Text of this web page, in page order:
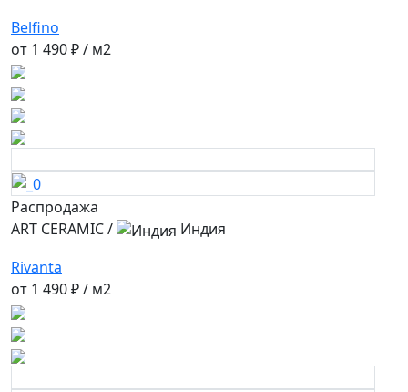
Belfino
от 1 490 ₽/ м2
Распродажа
ART CERAMIC/
Индия
Rivanta
от 1 490 ₽/ м2